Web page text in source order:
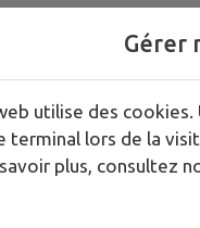
de la
Gérer
utilise des
terminal lors de la
plus, consultez